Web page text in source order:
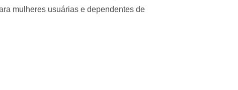
mulheres usuárias e dependentes de